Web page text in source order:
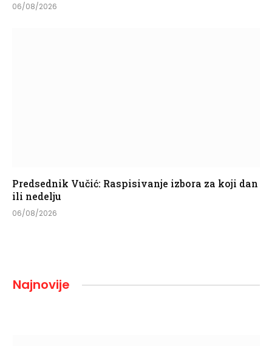
06/08/2026
Predsednik Vučić: Raspisivanje izbora za koji dan
ili nedelju
06/08/2026
Najnovije